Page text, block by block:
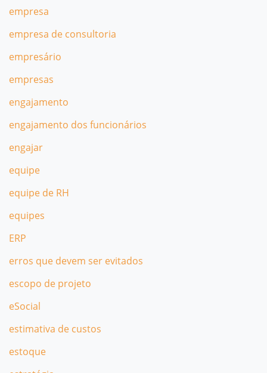
empresa
empresa de consultoria
empresário
empresas
engajamento
engajamento dos funcionários
engajar
equipe
equipe de RH
equipes
ERP
erros que devem ser evitados
escopo de projeto
eSocial
estimativa de custos
estoque